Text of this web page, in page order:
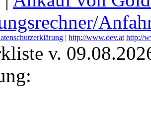
| http://www.oev.at http://
v.